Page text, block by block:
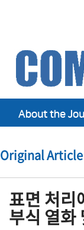
Original Article
표면 처리
부식 열화